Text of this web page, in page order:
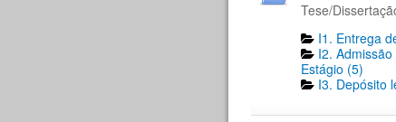
Tese/
I1. Entrega
I2.
Estágio (5)
I3. Depósito